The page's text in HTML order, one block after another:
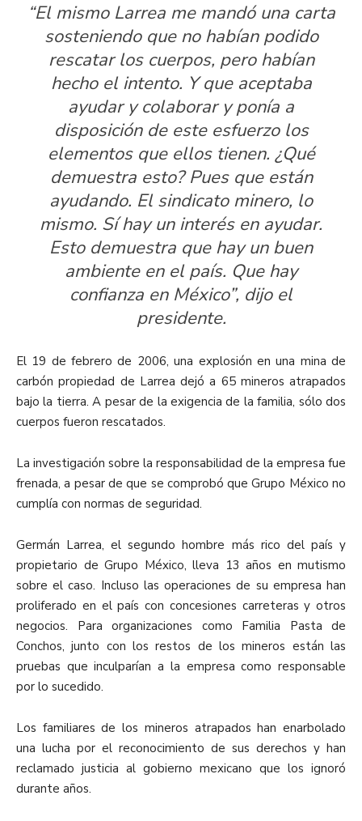
“El mismo Larrea me mandó una carta
sosteniendo que no habían podido
rescatar los cuerpos, pero habían
hecho el intento. Y que aceptaba
ayudar y colaborar y ponía a
disposición de este esfuerzo los
elementos que ellos tienen. ¿Qué
demuestra esto? Pues que están
ayudando. El sindicato minero, lo
mismo. Sí hay un interés en ayudar.
Esto demuestra que hay un buen
ambiente en el país. Que hay
confianza en México”, dijo el
presidente.
El 19 de febrero de 2006, una explosión en una mina de
carbón propiedad de Larrea dejó a 65 mineros atrapados
bajo la tierra. A pesar de la exigencia de la familia, sólo dos
cuerpos fueron rescatados.
La investigación sobre la responsabilidad de la empresa fue
frenada, a pesar de que se comprobó que Grupo México no
cumplía con normas de seguridad.
Germán Larrea, el segundo hombre más rico del país y
propietario de Grupo México, lleva 13 años en mutismo
sobre el caso. Incluso las operaciones de su empresa han
proliferado en el país con concesiones carreteras y otros
negocios. Para organizaciones como Familia Pasta de
Conchos, junto con los restos de los mineros están las
pruebas que inculparían a la empresa como responsable
por lo sucedido.
Los familiares de los mineros atrapados han enarbolado
una lucha por el reconocimiento de sus derechos y han
reclamado justicia al gobierno mexicano que los ignoró
durante años.